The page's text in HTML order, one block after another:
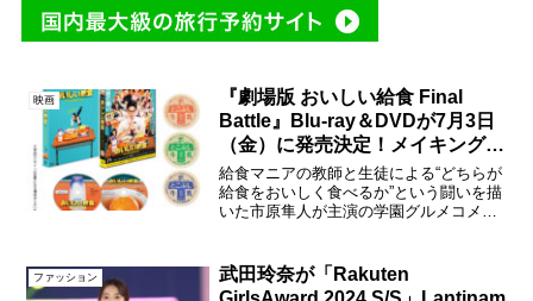
映画
『劇場版 おいしい給食 Final
Battle』Blu-ray＆DVDが7月3日
（金）に発売決定！メイキング映
像が公開！
給食マニアの教師と生徒による“どちらが
給食をおいしく食べるか”という闘いを描
いた市原隼人が主演の学園グルメコメデ
ray＆DVDが2020年...
ファッション
武田玲奈が「Rakuten